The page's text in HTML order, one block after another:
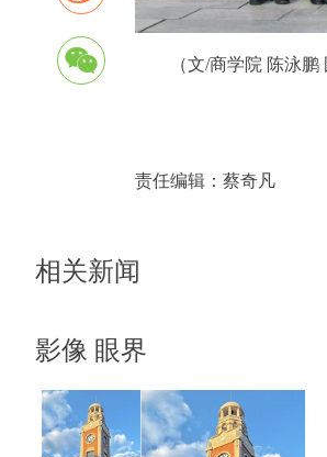
（文/商学院 陈泳
责任编辑： 蔡奇凡
相关新闻
影像 眼界